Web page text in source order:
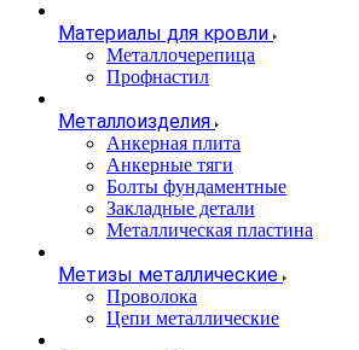
Материалы для кровли
Металлочерепица
Профнастил
Металлоизделия
Анкерная плита
Анкерные тяги
Болты фундаментные
Закладные детали
Металлическая пластина
Метизы металлические
Проволока
Цепи металлические